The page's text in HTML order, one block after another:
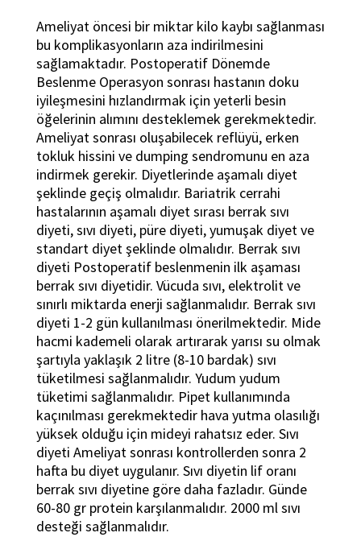
Ameliyat öncesi bir miktar kilo kaybı sağlanması
bu komplikasyonların aza indirilmesini
sağlamaktadır. Postoperatif Dönemde
Beslenme Operasyon sonrası hastanın doku
iyileşmesini hızlandırmak için yeterli besin
öğelerinin alımını desteklemek gerekmektedir.
Ameliyat sonrası oluşabilecek reflüyü, erken
tokluk hissini ve dumping sendromunu en aza
indirmek gerekir. Diyetlerinde aşamalı diyet
şeklinde geçiş olmalıdır. Bariatrik cerrahi
hastalarının aşamalı diyet sırası berrak sıvı
diyeti, sıvı diyeti, püre diyeti, yumuşak diyet ve
standart diyet şeklinde olmalıdır. Berrak sıvı
diyeti Postoperatif beslenmenin ilk aşaması
berrak sıvı diyetidir. Vücuda sıvı, elektrolit ve
sınırlı miktarda enerji sağlanmalıdır. Berrak sıvı
diyeti 1-2 gün kullanılması önerilmektedir. Mide
hacmi kademeli olarak artırarak yarısı su olmak
şartıyla yaklaşık 2 litre (8-10 bardak) sıvı
tüketilmesi sağlanmalıdır. Yudum yudum
tüketimi sağlanmalıdır. Pipet kullanımında
kaçınılması gerekmektedir hava yutma olasılığı
yüksek olduğu için mideyi rahatsız eder. Sıvı
diyeti Ameliyat sonrası kontrollerden sonra 2
hafta bu diyet uygulanır. Sıvı diyetin lif oranı
berrak sıvı diyetine göre daha fazladır. Günde
60-80 gr protein karşılanmalıdır. 2000 ml sıvı
desteği sağlanmalıdır.